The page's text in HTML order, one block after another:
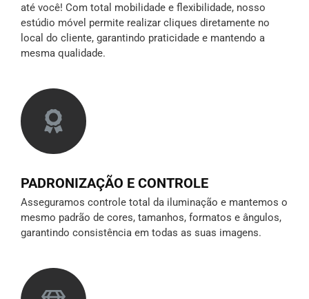
até você! Com total mobilidade e flexibilidade, nosso
estúdio móvel permite realizar cliques diretamente no
local do cliente, garantindo praticidade e mantendo a
mesma qualidade.
PADRONIZAÇÃO E CONTROLE
Asseguramos controle total da iluminação e mantemos o
mesmo padrão de cores, tamanhos, formatos e ângulos,
garantindo consistência em todas as suas imagens.